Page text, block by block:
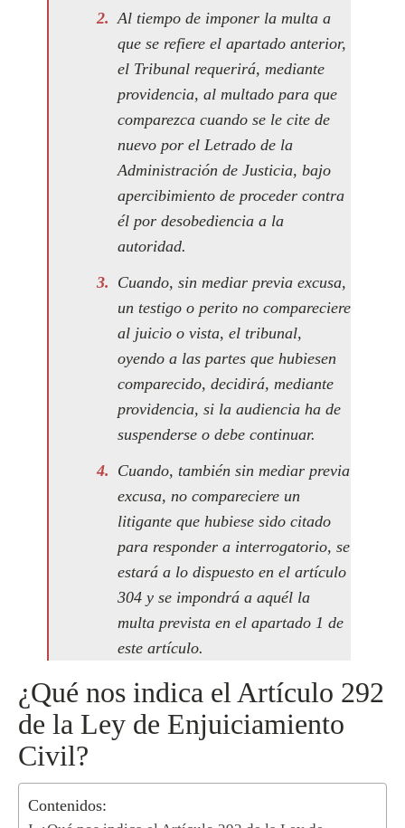
Al tiempo de imponer la multa a
que se refiere el apartado anterior,
el Tribunal requerirá, mediante
providencia, al multado para que
comparezca cuando se le cite de
nuevo por el Letrado de la
Administración de Justicia, bajo
apercibimiento de proceder contra
él por desobediencia a la
autoridad.
Cuando, sin mediar previa excusa,
un testigo o perito no compareciere
al juicio o vista, el tribunal,
oyendo a las partes que hubiesen
comparecido, decidirá, mediante
providencia, si la audiencia ha de
suspenderse o debe continuar.
Cuando, también sin mediar previa
excusa, no compareciere un
litigante que hubiese sido citado
para responder a interrogatorio, se
estará a lo dispuesto en el artículo
304 y se impondrá a aquél la
multa prevista en el apartado 1 de
este artículo.
¿Qué nos indica el Artículo 292
de la Ley de Enjuiciamiento
Civil?
Contenidos: